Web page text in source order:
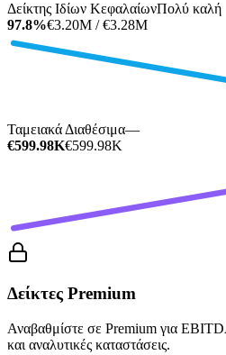
Δείκτης Ιδίων ΚεφαλαίωνΠολύ καλή
97.8%€3.20M / €3.28M
Ταμειακά Διαθέσιμα—
€599.98K€599.98K
Δείκτες Premium
Αναβαθμίστε σε Premium για
και αναλυτικές καταστάσεις.